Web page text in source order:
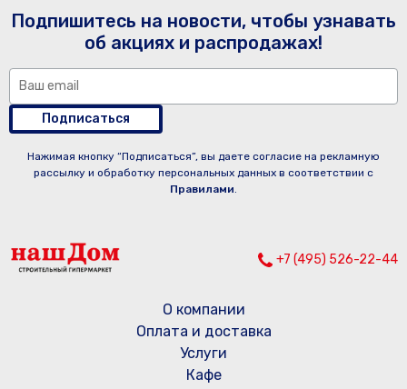
Подпишитесь на новости, чтобы узнавать
об акциях и распродажах!
Подписаться
Нажимая кнопку “Подписаться”, вы даете согласие на рекламную
рассылку и обработку персональных данных в соответствии с
Правилами.
+7 (495) 526-22-44
О компании
Оплата и доставка
Услуги
Кафе